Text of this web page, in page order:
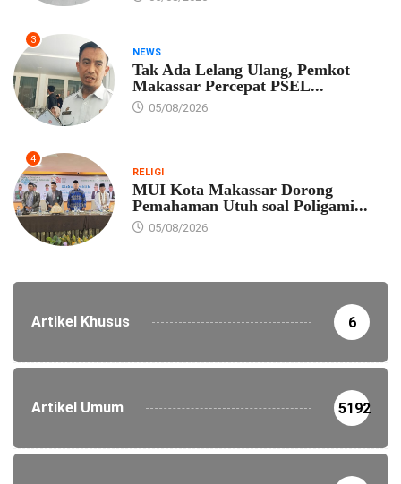
3
NEWS
Tak Ada Lelang Ulang, Pemkot
Makassar Percepat PSEL...
05/08/2026
4
RELIGI
MUI Kota Makassar Dorong
Pemahaman Utuh soal Poligami...
05/08/2026
Artikel Khusus 6
Artikel Umum 5192